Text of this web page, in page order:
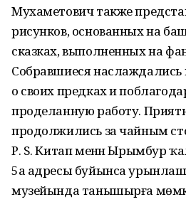
Мухаметович также
рисунков, основанных на
сказках, выполненных на
Собравшиеся
о своих предках и
проделанную работу.
продолжились за чайным
Р. S. Китап менән Ырымбур
5а адресы буйынса
музейында танышырға